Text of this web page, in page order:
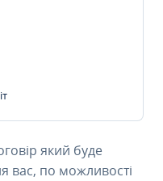
який буде
вас, по можливості